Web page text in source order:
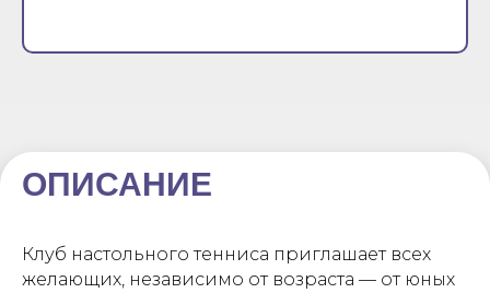
ОПИСАНИЕ
Клуб настольного тенниса приглашает всех
желающих, независимо от возраста — от юных